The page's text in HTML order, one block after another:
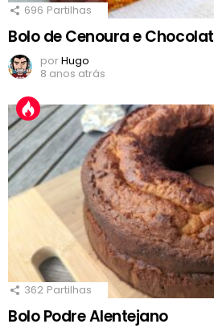
696 Partilhas
Bolo de Cenoura e
porHugo
8 anos atrás
362 Partilhas
Bolo Podre Alentejano